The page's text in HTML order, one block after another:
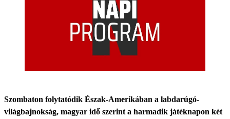
Szombaton folytatódik Észak-Amerikában a labdarúgó-
világbajnokság, magyar idő szerint a harmadik játéknapon két